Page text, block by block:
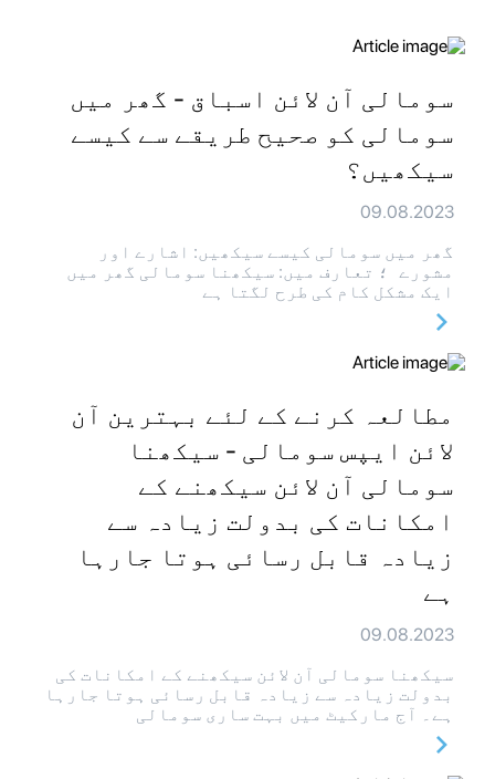
سومالی آن لائن اسباق - گھر میں
سومالی کو صحیح طریقے سے کیسے
سیکھیں؟
09.08.2023
گھر میں سومالی کیسے سیکھیں: اشارے اور
مشورے ؛ تعارف میں: سیکھنا سومالی گھر میں
ایک مشکل کام کی طرح لگتا ہے
مطالعہ کرنے کے لئے بہترین آن
لائن ایپس سومالی - سیکھنا
سومالی آن لائن سیکھنے کے
امکانات کی بدولت زیادہ سے
زیادہ قابل رسائی ہوتا جارہا
ہے
09.08.2023
سیکھنا سومالی آن لائن سیکھنے کے امکانات کی
بدولت زیادہ سے زیادہ قابل رسائی ہوتا جارہا
ہے۔ آج مارکیٹ میں بہت ساری سومالی